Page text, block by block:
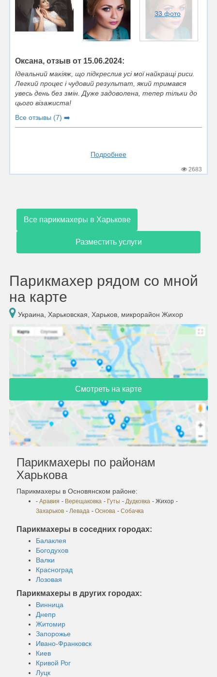
33 фото
Оксана, отзыв от 15.06.2024:
Ідеальний макіяж, що підкреслив усі мої найкращі риси.
Легкий процес і чудовий результат, який тримався
увесь день без змін. Дуже задоволена, тепер тільки до
цього візажиста!
Все отзывы (7) ➡️
Подробнее
2683
Все парикмахеры в Харькове
Разместить услуги
Парикмахер рядом со мной
на карте
Украина, Харьковская, Харьков, микрорайон Жихор
Смотреть на карте
Парикмахеры по районам
Харькова
Парикмахеры в Основянском районе:
- Аравия - Верещаковка - Гуты - Дудковка - Жихор -
Захарьков - Левада - Основа - Собачка
Парикмахеры в соседних городах:
Балаклея
Богодухов
Валки
Красноград
Лозовая
Парикмахеры в других городах:
Винница
Днепр
Житомир
Запорожье
Ивано-Франковск
Киев
Кривой Рог
Луцк